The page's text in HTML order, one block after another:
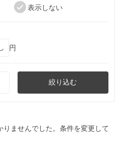
表示しない
円
絞り込む
ませんでした。条件を変更して